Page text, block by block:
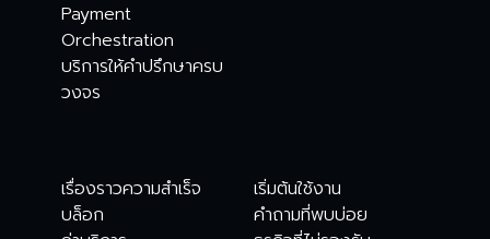
Payment
Orchestration
บริการให้คำปรึกษาครบ
วงจร
เรื่องราวความสำเร็จ
บล็อก
เริ่มต้นใช้งาน
คำถามที่พบบ่อย